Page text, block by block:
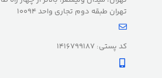
تهران طبقه دوم تجاری واحد 10094
کد پستی: 1416799187